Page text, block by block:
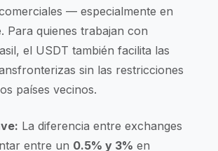
— especialmente en
Para quienes trabajan con
el USDT también facilita las
sin las restricciones
países vecinos.
La diferencia entre exchanges
entre un 0.5% y 3% en